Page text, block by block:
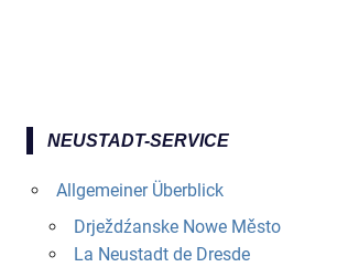
NEUSTADT-SERVICE
Allgemeiner Überblick
Drježdźanske Nowe Město
La Neustadt de Dresde